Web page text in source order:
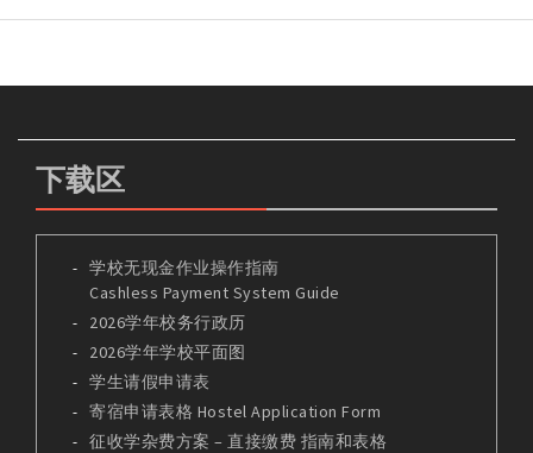
下载区
学校无现金作业操作指南
Cashless Payment System Guide
2026学年校务行政历
2026学年学校平面图
学生请假申请表
寄宿申请表格 Hostel Application Form
征收学杂费方案 – 直接缴费 指南和表格